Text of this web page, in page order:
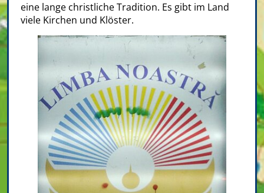
eine lange christliche Tradition. Es gibt im Land
viele Kirchen und Klöster.